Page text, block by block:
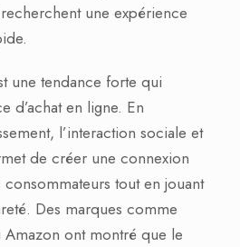
une expérience
une tendance forte qui
d’achat en ligne. En
l’interaction sociale et
de créer une connexion
tout en jouant
Des marques comme
Amazon ont montré que le